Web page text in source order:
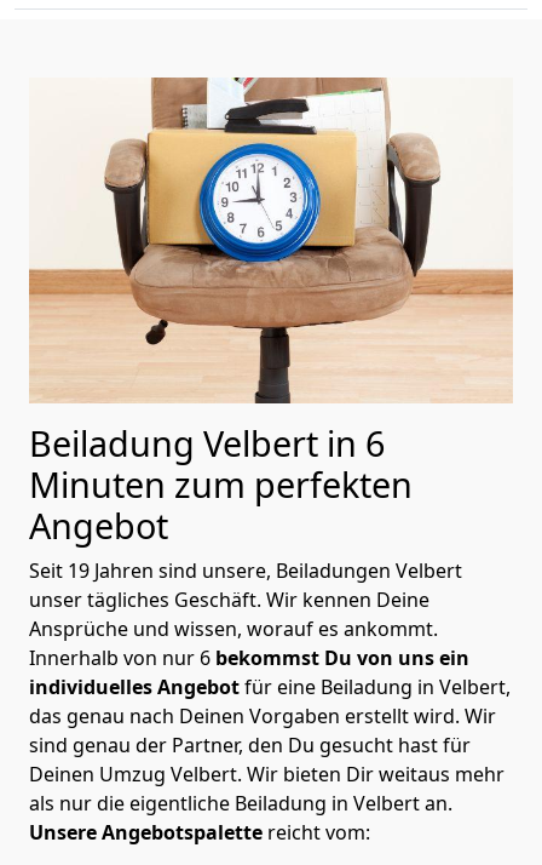
Beiladung Velbert in 6
Minuten zum perfekten
Angebot
Seit 19 Jahren sind unsere, Beiladungen Velbert
unser tägliches Geschäft. Wir kennen Deine
Ansprüche und wissen, worauf es ankommt.
Innerhalb von nur 6 bekommst Du von uns ein
individuelles Angebotfür eine Beiladung in Velbert,
das genau nach Deinen Vorgaben erstellt wird. Wir
sind genau der Partner, den Du gesucht hast für
Deinen Umzug Velbert. Wir bieten Dir weitaus mehr
als nur die eigentliche Beiladung in Velbert an.
Unsere Angebotspalette reicht vom: